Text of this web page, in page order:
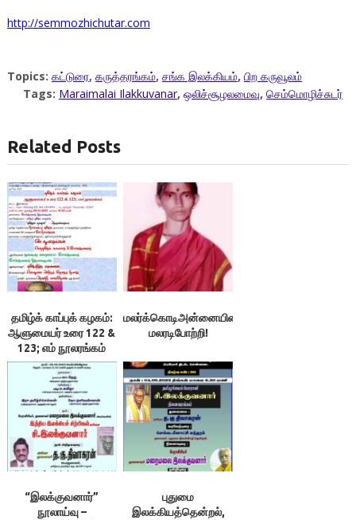
http://semmozhichutar.com
Topics: கட்டுரை, கருத்தரங்கம், சங்க இலக்கியம், பிற கருவூலம்
Tags: Maraimalai Ilakkuvanar, ஒலிச்சூழலமைவு, செம்மொழிச்சுடர்
Related Posts
தமிழ்க் காப்புக் கழகம்:
ஆளுமையர் உரை 122 &
123; எம் நூலரங்கம்
மலர்க்கொடிஅன்னையின்‌
மலரடிபோற்றி!
“இலக்குவனார்”
நூலாய்வு –
புதுமை
இலக்கியத்தென்றல்,